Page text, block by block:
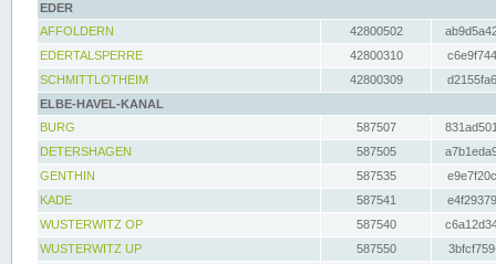
EDER
AFFOLDERN
42800502
EDERTALSPERRE
42800310
SCHMITTLOTHEIM
42800309
ELBE-HAVEL-KANAL
BURG
587507
DETERSHAGEN
587505
GENTHIN
587535
KADE
587541
WUSTERWITZ OP
587540
WUSTERWITZ UP
587550